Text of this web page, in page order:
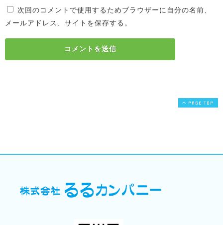
次回のコメントで使用するためブラウザーに自分の名前、
メールアドレス、サイトを保存する。
PAGE TOP